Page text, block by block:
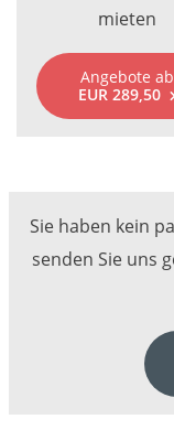
mieten
Angebote ab
EUR 289,50
Sie haben kein
senden Sie uns